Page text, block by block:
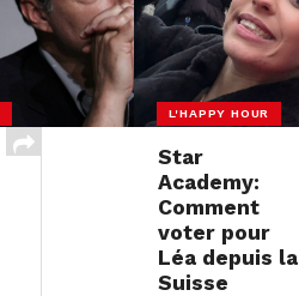
L'HAPPY HOUR
Star
Academy:
Comment
voter pour
Léa depuis la
Suisse